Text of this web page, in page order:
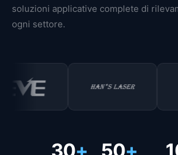
soluzioni applicative complete di
ogni settore.